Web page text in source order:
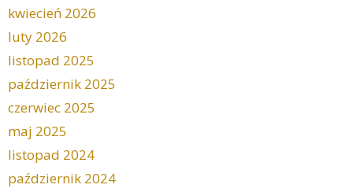
kwiecień 2026
luty 2026
listopad 2025
październik 2025
czerwiec 2025
maj 2025
listopad 2024
październik 2024